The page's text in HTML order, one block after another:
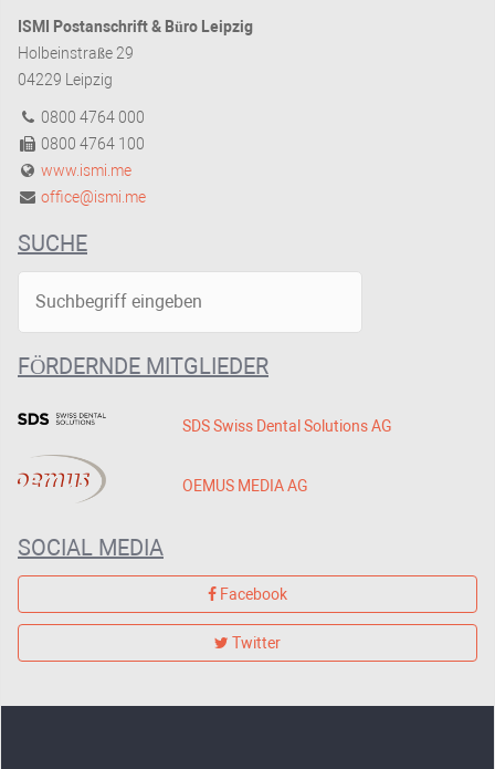
ISMI Postanschrift & Büro Leipzig
Holbeinstraße 29
04229 Leipzig
0800 4764 000
0800 4764 100
www.ismi.me
office@ismi.me
SUCHE
FÖRDERNDE MITGLIEDER
SDS Swiss Dental Solutions AG
OEMUS MEDIA AG
SOCIAL MEDIA
Facebook
Twitter